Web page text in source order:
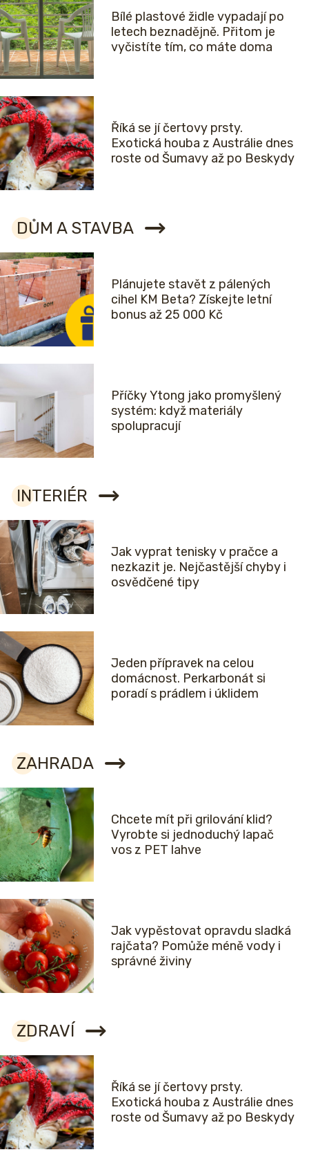
Bílé plastové židle vypadají po
letech beznadějně. Přitom je
vyčistíte tím, co máte doma
Říká se jí čertovy prsty.
Exotická houba z Austrálie dnes
roste od Šumavy až po Beskydy
DŮM A STAVBA
Plánujete stavět z pálených
cihel KM Beta? Získejte letní
bonus až 25 000 Kč
Příčky Ytong jako promyšlený
systém: když materiály
spolupracují
INTERIÉR
Jak vyprat tenisky v pračce a
nezkazit je. Nejčastější chyby i
osvědčené tipy
Jeden přípravek na celou
domácnost. Perkarbonát si
poradí s prádlem i úklidem
ZAHRADA
Chcete mít při grilování klid?
Vyrobte si jednoduchý lapač
vos z PET lahve
Jak vypěstovat opravdu sladká
rajčata? Pomůže méně vody i
správné živiny
ZDRAVÍ
Říká se jí čertovy prsty.
Exotická houba z Austrálie dnes
roste od Šumavy až po Beskydy